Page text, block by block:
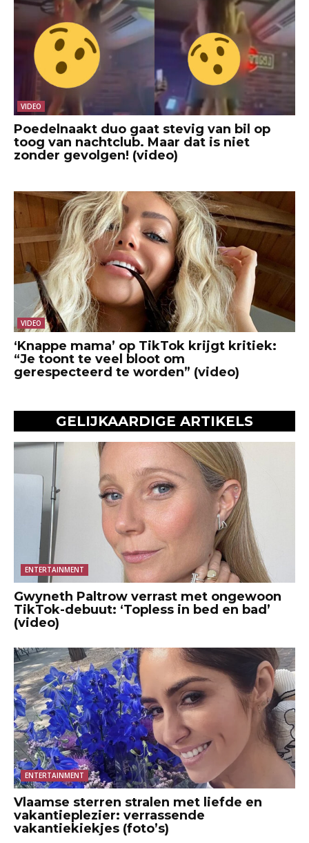
VIDEO
Poedelnaakt duo gaat stevig van bil op
toog van nachtclub. Maar dat is niet
zonder gevolgen! (video)
VIDEO
‘Knappe mama’ op TikTok krijgt kritiek:
“Je toont te veel bloot om
gerespecteerd te worden” (video)
GELIJKAARDIGE ARTIKELS
ENTERTAINMENT
Gwyneth Paltrow verrast met ongewoon
TikTok-debuut: ‘Topless in bed en bad’
(video)
ENTERTAINMENT
Vlaamse sterren stralen met liefde en
vakantieplezier: verrassende
vakantiekiekjes (foto’s)